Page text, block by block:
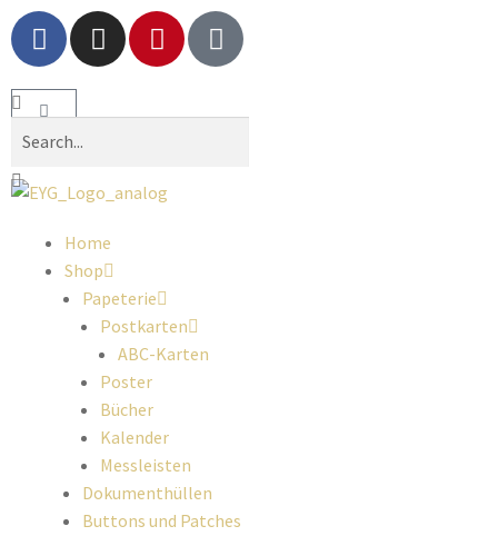
Home
Shop
Papeterie
Postkarten
ABC-Karten
Poster
Bücher
Kalender
Messleisten
Dokumenthüllen
Buttons und Patches